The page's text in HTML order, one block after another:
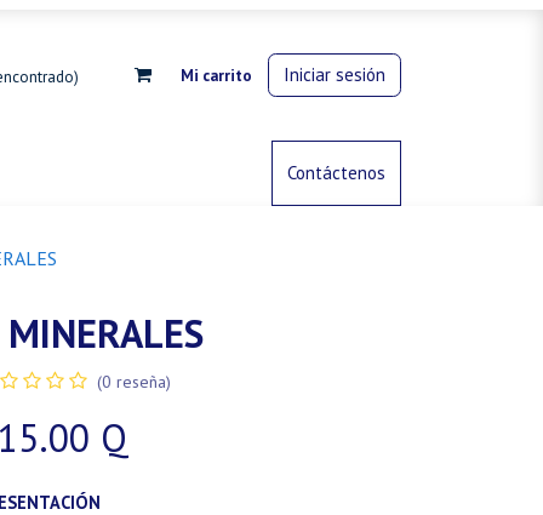
Mi carrito Iniciar sesión
Control de animalesContáctenos
(0 reseña)
Q